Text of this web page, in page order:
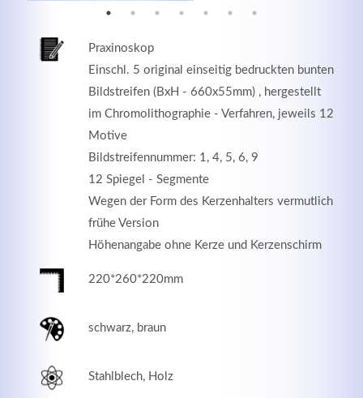
Praxinoskop
Einschl. 5 original einseitig bedruckten bunten
Bildstreifen (BxH - 660x55mm) , hergestellt
im Chromolithographie - Verfahren, jeweils 12
Motive
Bildstreifennummer: 1, 4, 5, 6, 9
12 Spiegel - Segmente
Wegen der Form des Kerzenhalters vermutlich
frühe Version
Höhenangabe ohne Kerze und Kerzenschirm
220*260*220mm
schwarz, braun
Stahlblech, Holz
Good Service
Lorem ipsum dolor sit amet, consectetuer adipiscing
MEHR INFOS